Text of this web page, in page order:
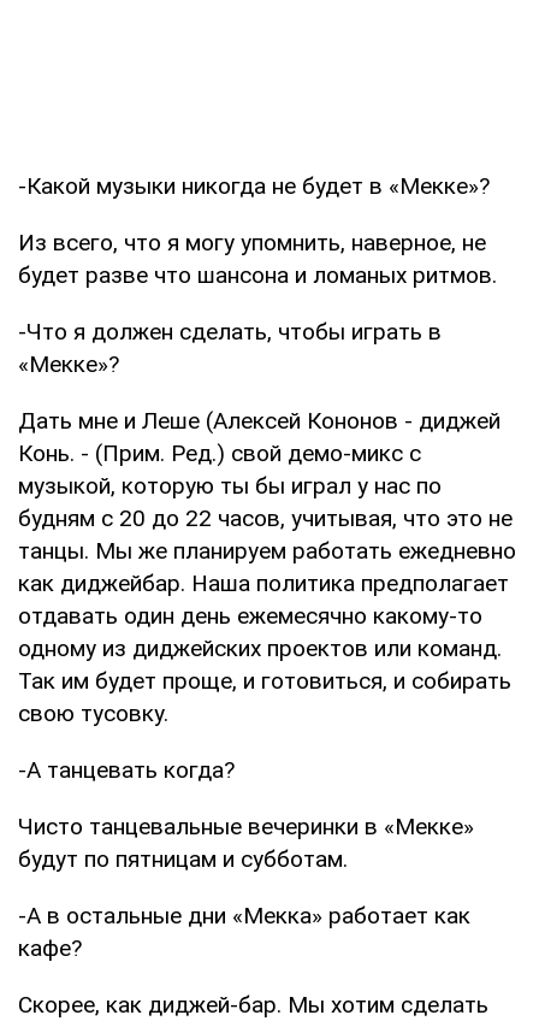
-Какой музыки никогда не будет в «Мекке»?
Из всего, что я могу упомнить, наверное, не
будет разве что шансона и ломаных ритмов.
-Что я должен сделать, чтобы играть в
«Мекке»?
Дать мне и Леше (Алексей Кононов - диджей
Конь. - (Прим. Ред.) свой демо-микс с
музыкой, которую ты бы играл у нас по
будням с 20 до 22 часов, учитывая, что это не
танцы. Мы же планируем работать ежедневно
как диджейбар. Наша политика предполагает
отдавать один день ежемесячно какому-то
одному из диджейских проектов или команд.
Так им будет проще, и готовиться, и собирать
свою тусовку.
-А танцевать когда?
Чисто танцевальные вечеринки в «Мекке»
будут по пятницам и субботам.
-А в остальные дни «Мекка» работает как
кафе?
Скорее, как диджей-бар. Мы хотим сделать